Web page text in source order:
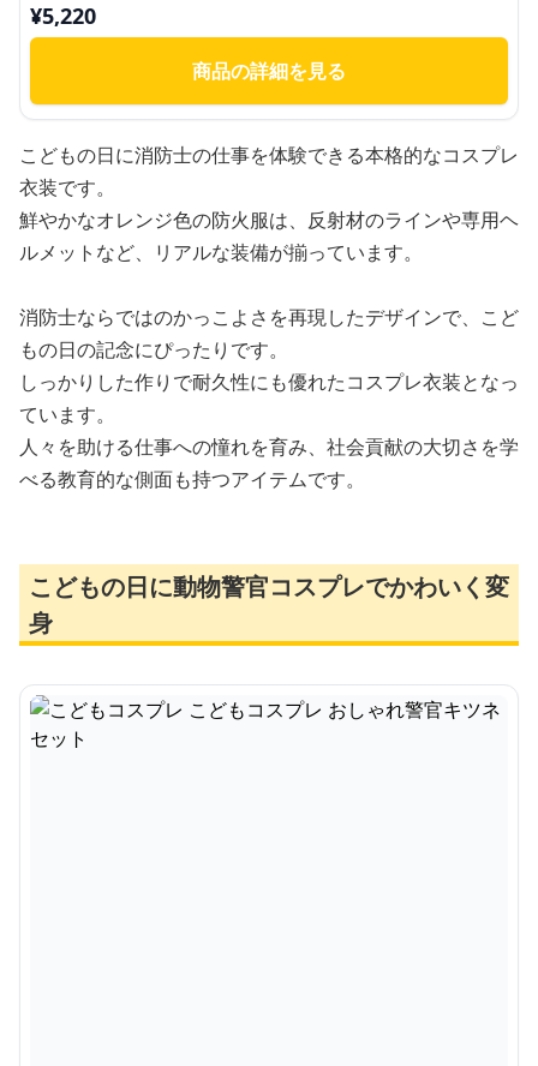
¥5,220
商品の詳細を見る
こどもの日に消防士の仕事を体験できる本格的なコスプレ
衣装です。
鮮やかなオレンジ色の防火服は、反射材のラインや専用ヘ
ルメットなど、リアルな装備が揃っています。
消防士ならではのかっこよさを再現したデザインで、こど
もの日の記念にぴったりです。
しっかりした作りで耐久性にも優れたコスプレ衣装となっ
ています。
人々を助ける仕事への憧れを育み、社会貢献の大切さを学
べる教育的な側面も持つアイテムです。
こどもの日に動物警官コスプレでかわいく変
身